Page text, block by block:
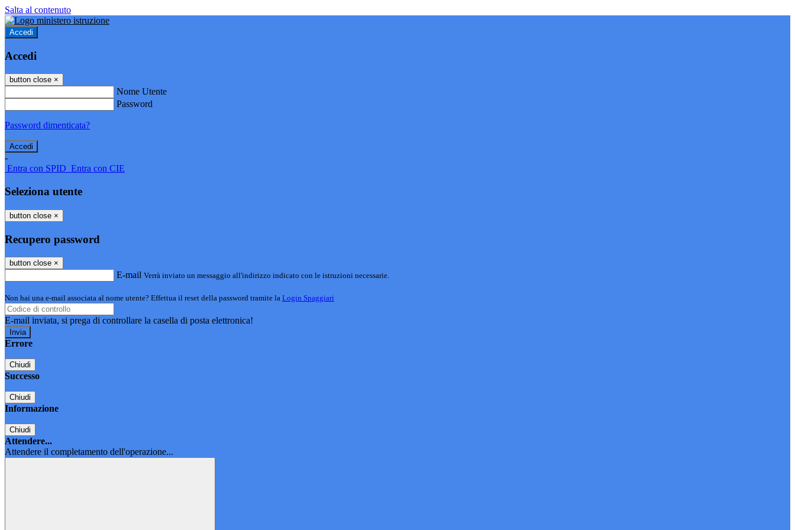
Salta al contenuto
Accedi
Accedi
button close ×
Nome Utente
Password
Password dimenticata?
-
Entra con SPID Entra con CIE
Seleziona utente
button close ×
Recupero password
button close ×
E-mail Verrà inviato un messaggio all'indirizzo indicato con le istruzioni necessarie.
Non hai una e-mail associata al nome utente? Effettua il reset della password tramite la Login Spaggiari
E-mail inviata, si prega di controllare la casella di posta elettronica!
Errore
Chiudi
Successo
Chiudi
Informazione
Chiudi
Attendere...
Attendere il completamento dell'operazione...